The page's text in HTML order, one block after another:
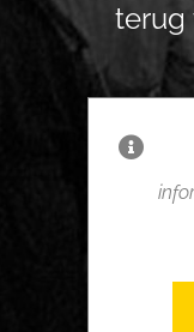
terug